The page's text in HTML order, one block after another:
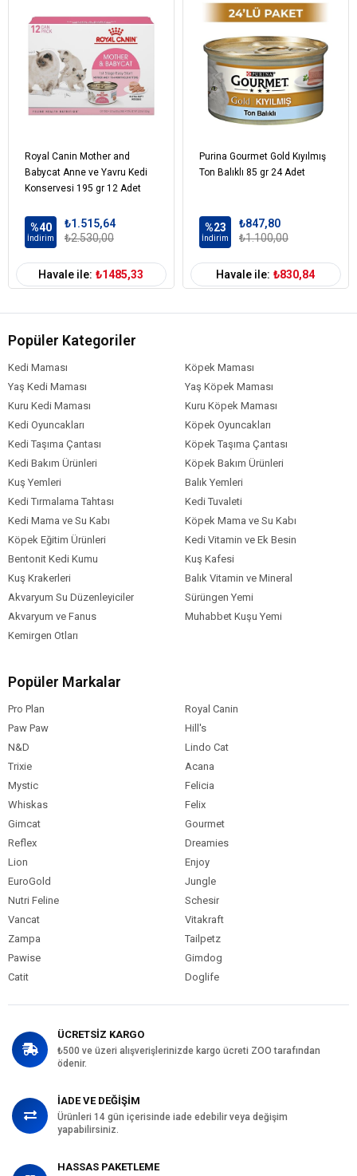
Ham kül %3,00
Nem %80
Kedi Yaş Aralığı Yetişkin (1-7 Yaş)
Kedi Maması
Formu
Yaş Mama
Tahıl Oranı
Kedi Özel
Gereksinim
Damak Tatlarına Uygun
Kedi Maması
İçerik
Paket Boyutu
Kedi Maması
Ambalaj
Konserve
Kedi Irk Özelliği Tümüne Uygun
Royal Canin Mother and
Babycat Anne ve Yavru Kedi
Konservesi 195 gr 12 Adet
%40
İndirim
₺1.515,64
₺2.530,00
Havale ile: ₺1485,33
Purina Gourmet Gold Kıyılmış
Ton Balıklı 85 gr 24 Adet
%23
İndirim
₺847,80
₺1.100,00
Havale ile: ₺830,84
Popüler Kategoriler
Kedi Maması
Köpek Maması
Yaş Kedi Maması
Yaş Köpek Maması
Kuru Kedi Maması
Kuru Köpek Maması
Kedi Oyuncakları
Köpek Oyuncakları
Kedi Taşıma Çantası
Köpek Taşıma Çantası
Kedi Bakım Ürünleri
Köpek Bakım Ürünleri
Kuş Yemleri
Balık Yemleri
Kedi Tırmalama Tahtası
Kedi Tuvaleti
Kedi Mama ve Su Kabı
Köpek Mama ve Su Kabı
Köpek Eğitim Ürünleri
Kedi Vitamin ve Ek Besin
Bentonit Kedi Kumu
Kuş Kafesi
Kuş Krakerleri
Balık Vitamin ve Mineral
Akvaryum Su Düzenleyiciler
Sürüngen Yemi
Akvaryum ve Fanus
Muhabbet Kuşu Yemi
Kemirgen Otları
Popüler Markalar
Pro Plan
Royal Canin
Paw Paw
Hill's
N&D
Lindo Cat
Trixie
Acana
Mystic
Felicia
Whiskas
Felix
Gimcat
Gourmet
Reflex
Dreamies
Lion
Enjoy
EuroGold
Jungle
Nutri Feline
Schesir
Vancat
Vitakraft
Zampa
Tailpetz
Pawise
Gimdog
Catit
Doglife
ÜCRETSİZ KARGO
₺500 ve üzeri alışverişlerinizde kargo ücreti ZOO tarafından
ödenir.
İADE VE DEĞİŞİM
Ürünleri 14 gün içerisinde iade edebilir veya değişim
yapabilirsiniz.
HASSAS PAKETLEME